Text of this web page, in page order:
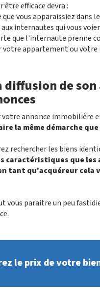
être efficace devra :
vous apparaissiez dans
internautes qui vous
que l'internaute prenne
votre appartement ou votre
diffusion de
annonce immobilière
la même démarche
rechercher les biens
caractéristiques que les
tant qu'acquéreur cela
vous paraitre un peu
le prix de votre